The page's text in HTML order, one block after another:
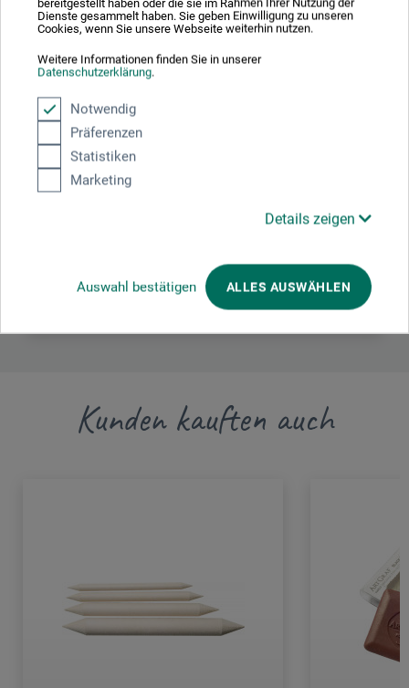
bereitgestellt haben oder die sie im Rahmen Ihrer Nutzung der
Dienste gesammelt haben. Sie geben Einwilligung zu unseren
Cookies, wenn Sie unsere Webseite weiterhin nutzen.
Weitere Informationen finden Sie in unserer
Datenschutzerklärung.
Notwendig
Präferenzen
Statistiken
Marketing
Details zeigen
Auswahl bestätigen ALLES AUSWÄHLEN
Hersteller-Kontakt
Hier finden Sie die Kontaktdaten des Herstellers zu
Kunden kauften auch